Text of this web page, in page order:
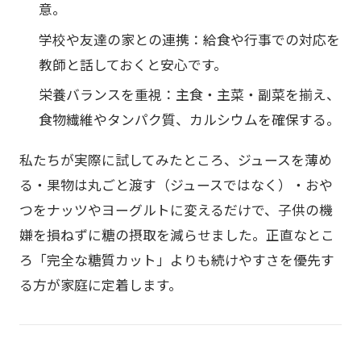
意。
学校や友達の家との連携：給食や行事での対応を
教師と話しておくと安心です。
栄養バランスを重視：主食・主菜・副菜を揃え、
食物繊維やタンパク質、カルシウムを確保する。
私たちが実際に試してみたところ、ジュースを薄め
る・果物は丸ごと渡す（ジュースではなく）・おや
つをナッツやヨーグルトに変えるだけで、子供の機
嫌を損ねずに糖の摂取を減らせました。正直なとこ
ろ「完全な糖質カット」よりも続けやすさを優先す
る方が家庭に定着します。